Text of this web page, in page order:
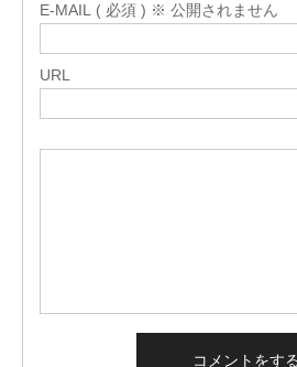
E-MAIL ( 必須 ) ※ 公開されません
URL